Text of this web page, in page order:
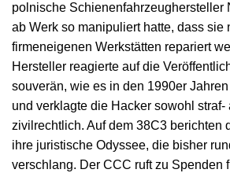
polnische Schienenfahrzeughersteller
ab Werk so manipuliert hatte, dass sie
firmeneigenen Werkstätten repariert
Hersteller reagierte auf die
souverän, wie es in den 1990er
und verklagte die Hacker sowohl straf-
zivilrechtlich. Auf dem 38C3 berichten
ihre juristische Odyssee, die bisher
verschlang. Der CCC ruft zu Spenden